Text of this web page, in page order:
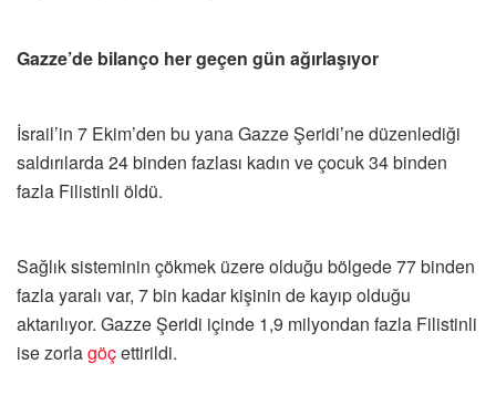
Gazze’de bilanço her geçen gün ağırlaşıyor
İsrail’in 7 Ekim’den bu yana Gazze Şeridi’ne düzenlediği
saldırılarda 24 binden fazlası kadın ve çocuk 34 binden
fazla Filistinli öldü.
Sağlık sisteminin çökmek üzere olduğu bölgede 77 binden
fazla yaralı var, 7 bin kadar kişinin de kayıp olduğu
aktarılıyor. Gazze Şeridi içinde 1,9 milyondan fazla Filistinli
ise zorlagöçettirildi.